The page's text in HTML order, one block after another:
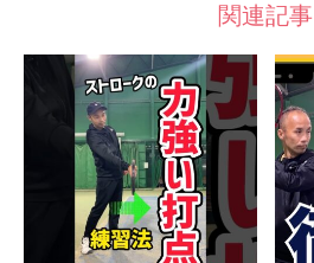
関連記事